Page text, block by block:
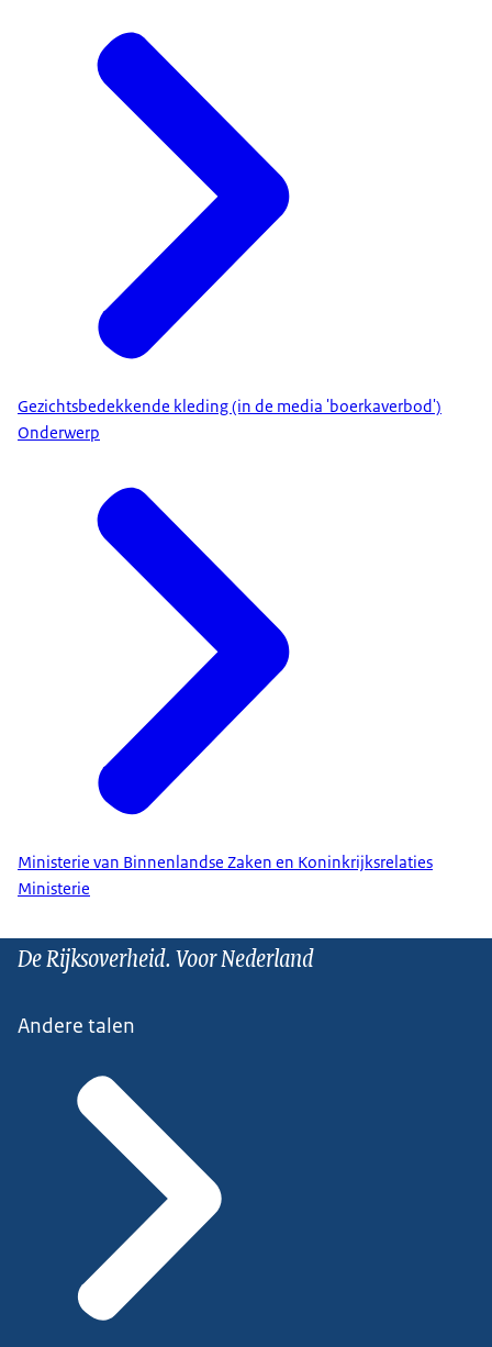
Gezichtsbedekkende kleding (in de media 'boerkaverbod')
Onderwerp
Ministerie van Binnenlandse Zaken en Koninkrijksrelaties
Ministerie
De Rijksoverheid. Voor Nederland
Andere talen